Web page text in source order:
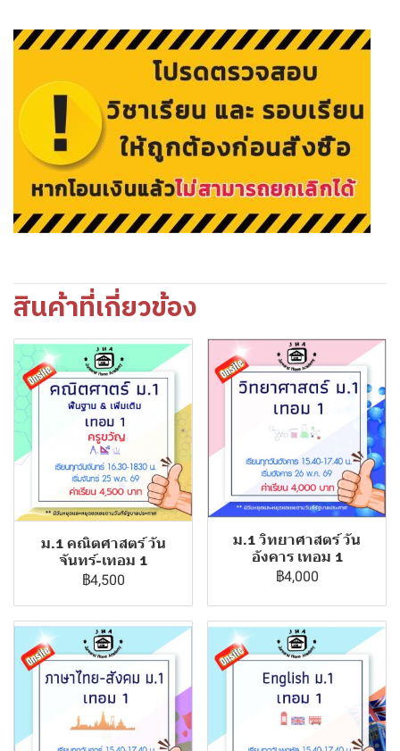
สินค้าที่เกี่ยวข้อง
ม.1 คณิตศาสตร์ วัน
จันทร์-เทอม 1
฿4,500
ม.1 วิทยาศาสตร์ วัน
อังคาร เทอม 1
฿4,000